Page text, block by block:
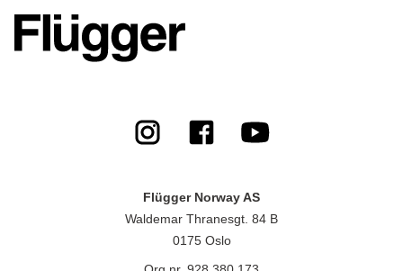
Flügger Norway AS
Waldemar Thranesgt. 84 B
0175 Oslo